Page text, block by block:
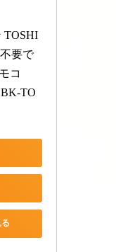
TOSHI
要で
コ
TO